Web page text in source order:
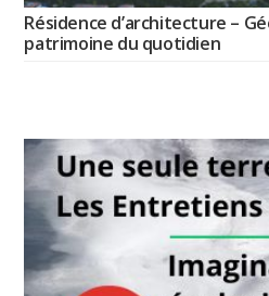
Résidence d’architecture –
patrimoine du quotidien